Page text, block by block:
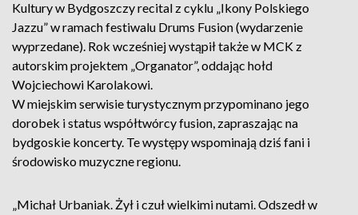
Kultury w Bydgoszczy recital z cyklu „Ikony Polskiego
Jazzu” w ramach festiwalu Drums Fusion (wydarzenie
wyprzedane). Rok wcześniej wystąpił także w MCK z
autorskim projektem „Organator”, oddając hołd
Wojciechowi Karolakowi.
W miejskim serwisie turystycznym przypominano jego
dorobek i status współtwórcy fusion, zapraszając na
bydgoskie koncerty. Te występy wspominają dziś fani i
środowisko muzyczne regionu.
„Michał Urbaniak. Żył i czuł wielkimi nutami. Odszedł w